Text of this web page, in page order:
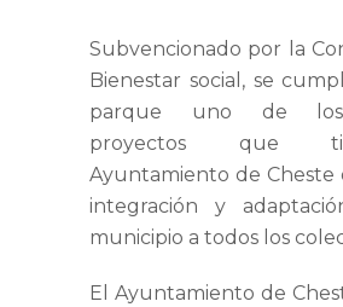
Subvencionado por la
Bienestar social, se
parque uno de los
proyectos que
Ayuntamiento de Cheste
integración y
municipio a todos los
El Ayuntamiento de